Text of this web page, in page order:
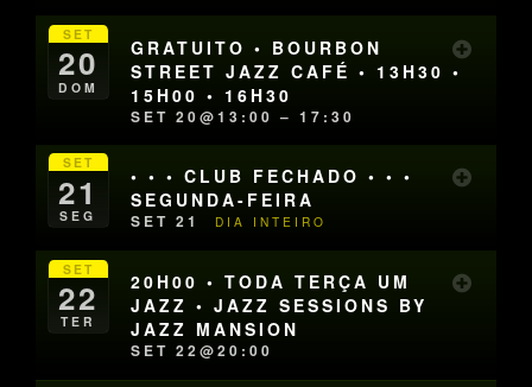
SET
20
DOM
GRATUITO • BOURBON
STREET JAZZ CAFÉ • 13H30 •
15H00 • 16H30
SET 20@13:00 – 17:30
SET
21
SEG
• • • CLUB FECHADO • • •
SEGUNDA-FEIRA
SET 21 DIA INTEIRO
SET
22
TER
20H00 • TODA TERÇA UM
JAZZ • JAZZ SESSIONS BY
JAZZ MANSION
SET 22@20:00